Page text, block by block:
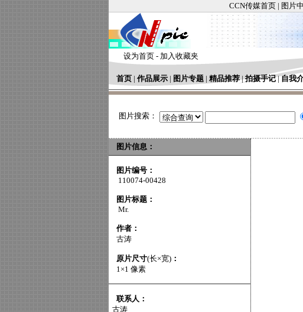
CCN传媒首页 | 图片
设为首页 - 加入收藏夹
首页 | 作品展示 | 图片专题 | 精品推荐|拍摄手记|自我
图片搜索：
图片信息：
图片编号：
110074-00428
图片标题：
Mr.
作者：
古涛
原片尺寸(长×宽) ：
1×1 像素
联系人：
古涛